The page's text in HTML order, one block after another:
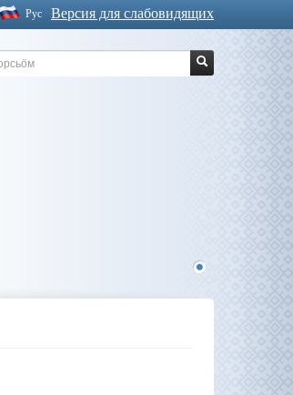
Версия для слабовидящих
Рус
1